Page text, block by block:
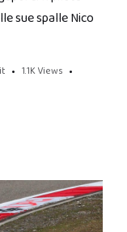
sue spalle Nico
1.1K Views